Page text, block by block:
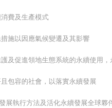
費及生產模式
施以因應氣候變遷及其影響
及促進領地生態系統的永續使用
包容的社會，以落實永續發展
展執行方法及活化永續發展全球夥